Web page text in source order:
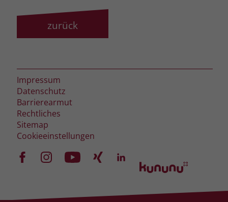
zurück
Impressum
Datenschutz
Barrierearmut
Rechtliches
Sitemap
Cookieeinstellungen
nur platziert, um Daten an das
Unternehmen zurückzusenden.